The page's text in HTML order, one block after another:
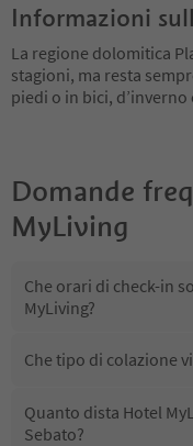
Informazioni
La regione dolomitica
stagioni, ma resta
piedi o in bici, d’inverno
Domande
MyLiving
Che orari di check-in
MyLiving?
Che tipo di colazione
Quanto dista Hotel
Sebato?